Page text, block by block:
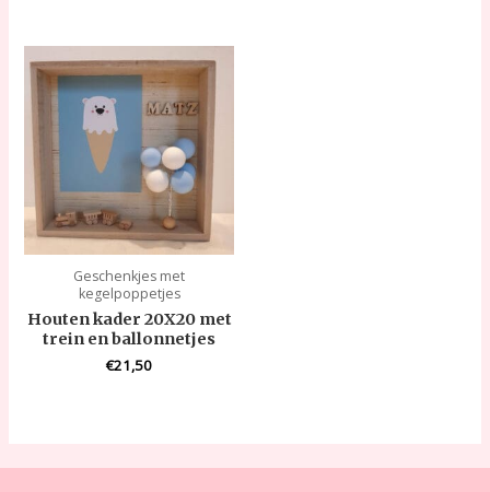
Geschenkjes met
kegelpoppetjes
Houten kader 20X20 met
trein en ballonnetjes
€21,50